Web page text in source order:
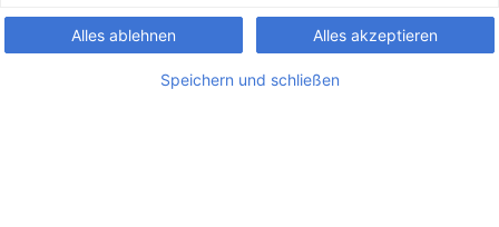
Alles ablehnen Alles akzeptieren
Speichern und schließen